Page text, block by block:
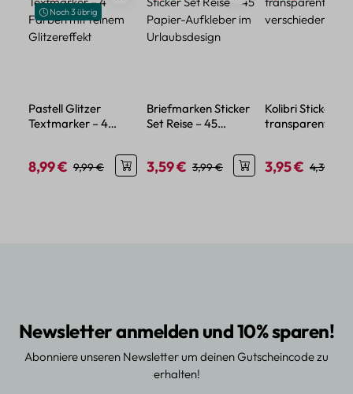
Noch 3 übrig
Pastell Glitzer
Textmarker – 4
Verkaufspreis:
8,99 € Regulärer Preis:
9,99 €
Briefmarken Sticker
Set Reise – 45
Verkaufspreis:
3,59 € Regulärer Preis:
3,99 €
Kolibri Sticker
transparent – 50
Verkaufspreis:
3,95 € 4,39 €
Newsletter anmelden und 10% sparen!
Abonniere unseren Newsletter um deinen Gutscheincode zu
erhalten!